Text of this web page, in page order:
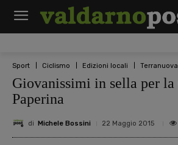
Sport Ciclismo Edizioni locali
Giovanissimi in sella per la
Paperina
di Michele Bossini 22 Maggio 2015